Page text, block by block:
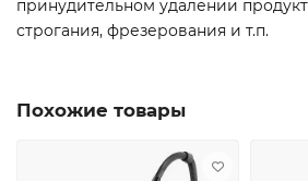
принудительном удалении
строгания, фрезерования и т.п.
Похожие товары